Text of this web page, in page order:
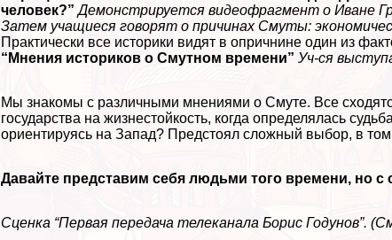
человек?”Демонстрируется видеофрагмент о Иване
Затем учащиеся говорят о причинах Смуты:
Пpaктически все историки видят в опричнине один из
“Мнения историков о Смутном времени”Уч-ся
Мы знакомы с различными мнениями о Смуте. Все
государства на жизнестойкость, когда определялась
ориентируясь на Запад? Предстоял сложный выбор, в
Давайте представим себя людьми того времени, но
Сценка “Первая передача телеканала Борис Годунов”.